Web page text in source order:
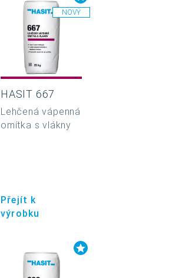
NOVÝ
HASIT 667
Lehčená vápenná
omítka s vlákny
Přejít k
výrobku